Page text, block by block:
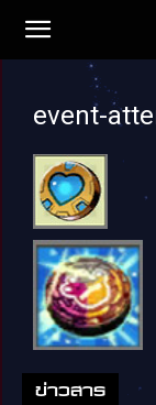
event-
ข่าวสาร